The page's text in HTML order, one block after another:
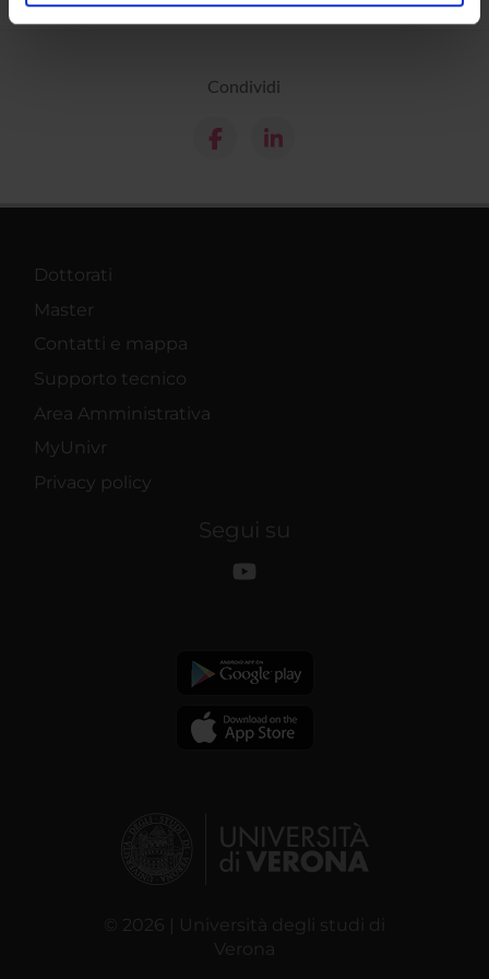
analizzare il nostro traffico. Condividiamo inoltre
pubblicità e social media, i quali potrebbero combinarle
raccolto dal tuo utilizzo dei loro servizi.
Condividi
Dottorati
Master
Contatti e mappa
Supporto tecnico
Area Amministrativa
MyUnivr
Privacy policy
Segui su
© 2026 | Università degli studi di
Verona